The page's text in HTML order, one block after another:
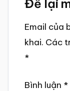
Để lại
Email của
khai. Các
*
Bình luận *